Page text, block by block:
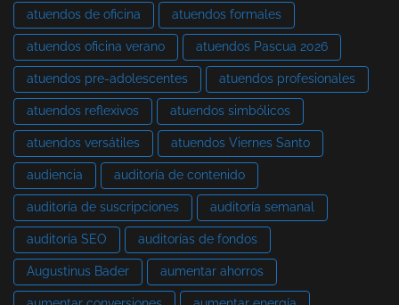
atuendos de oficina atuendos formales
atuendos oficina verano atuendos Pascua 2026
atuendos pre-adolescentes atuendos profesionales
atuendos reflexivos atuendos simbólicos
atuendos versátiles atuendos Viernes Santo
audiencia auditoría de contenido
auditoría de suscripciones auditoría semanal
auditoría SEO auditorías de fondos
Augustinus Bader aumentar ahorros